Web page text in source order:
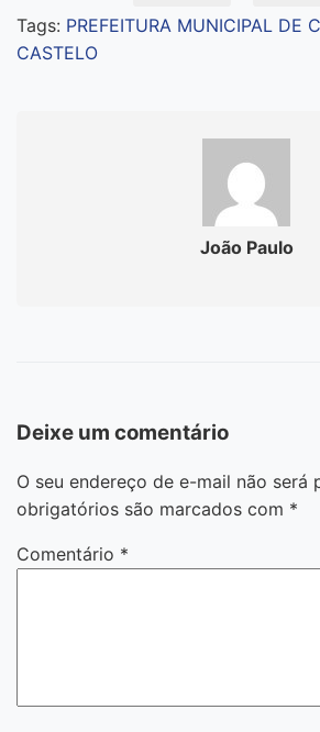
Tags: PREFEITURA MUNICIPAL DE
CASTELO
João Paulo
Deixe um comentário
O seu endereço de e-mail não será
obrigatórios são marcados com *
Comentário *